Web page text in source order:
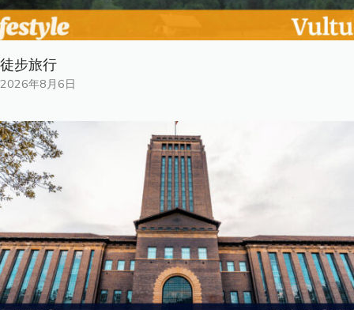
徒步旅行
2026年8月6日